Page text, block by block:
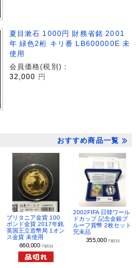
夏目漱石 1000円 財務省銘 2001
年 緑色2桁 キリ番 LB600000E 未
使用
会員価格(税別)：
32,000 円
おすすめ商品一覧
ブリタニア金貨 100
ポンド金貨 2017年銘
英国王立造幣局 1オン
ス金貨 未使用
660,000 円(税別)
2002FIFA 日韓ワール
ドカップ 記念金銀プ
ルーフ貨幣 2枚セット
完未品
355,000 円(税別)